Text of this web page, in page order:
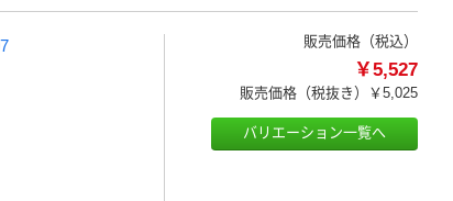
販売価格（税込）
￥5,527
販売価格（税抜き） ￥5,025
バリエーション一覧へ